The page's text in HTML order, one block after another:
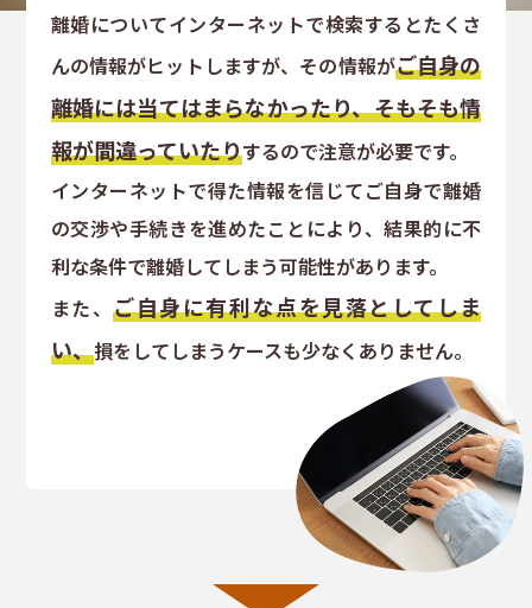
離婚についてインターネットで検索するとたくさ
んの情報がヒットしますが、その情報がご自身の
離婚には当てはまらなかったり、そもそも情
報が間違っていたりするので注意が必要です。
インターネットで得た情報を信じてご自身で離婚
の交渉や手続きを進めたことにより、結果的に不
利な条件で離婚してしまう可能性があります。
また、ご自身に有利な点を見落としてしま
い、損をしてしまうケースも少なくありません。